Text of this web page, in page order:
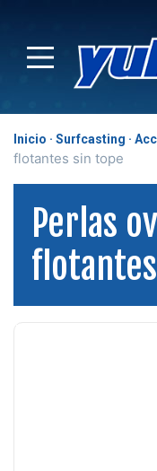
Inicio Surfcasting
flotantes sin tope
Perlas